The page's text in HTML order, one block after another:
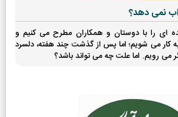
نمی دهد؟
ای را با دوستان و همکاران مطرح می کنیم و
می شویم؛ اما پس از گذشت چند هفته، دلسرد
می رویم. اما علت چه می تواند باشد؟